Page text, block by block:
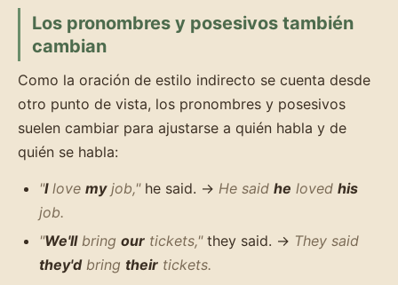
Los pronombres y posesivos también
cambian
Como la oración de estilo indirecto se cuenta desde
otro punto de vista, los pronombres y posesivos
suelen cambiar para ajustarse a quién habla y de
quién se habla:
"Ilove myjob,"he said. → He said he loved his
job.
"We'llbring our tickets,"they said. → They said
they'dbring their tickets.